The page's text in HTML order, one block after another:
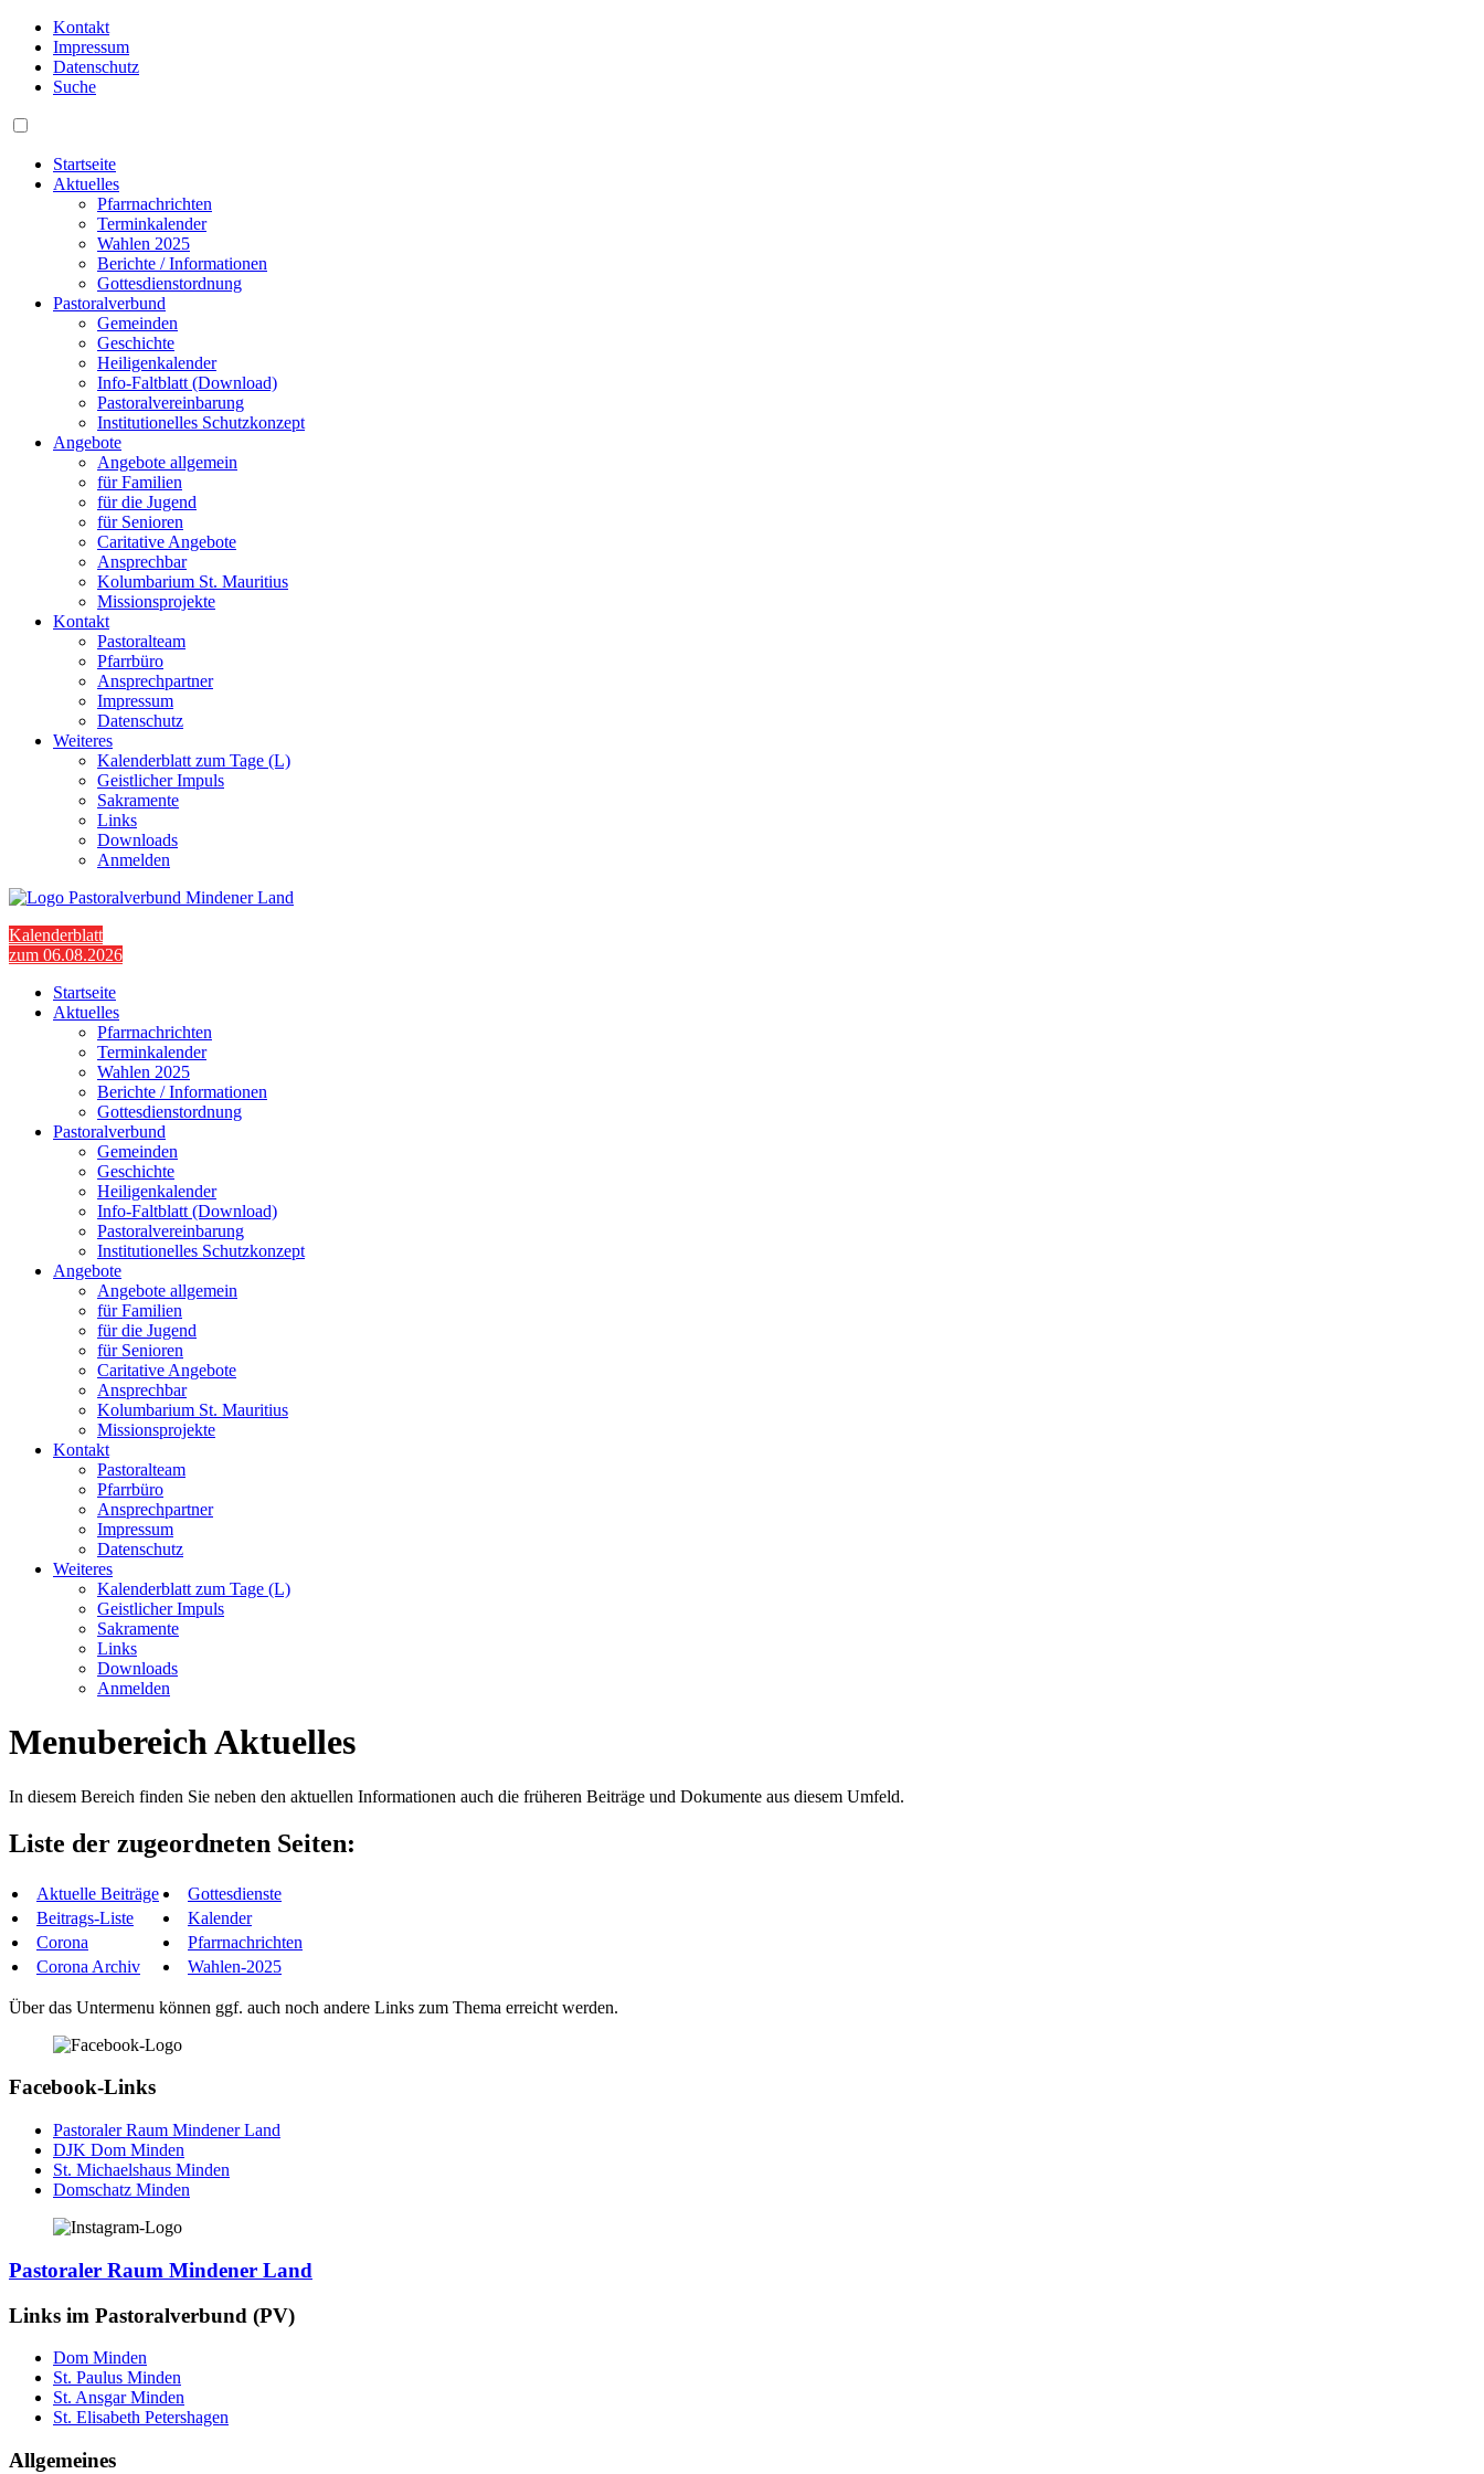
Kontakt
Impressum
Datenschutz
Suche
Startseite
Aktuelles
Pfarrnachrichten
Terminkalender
Wahlen 2025
Berichte / Informationen
Gottesdienstordnung
Pastoralverbund
Gemeinden
Geschichte
Heiligenkalender
Info-Faltblatt (Download)
Pastoralvereinbarung
Institutionelles Schutzkonzept
Angebote
Angebote allgemein
für Familien
für die Jugend
für Senioren
Caritative Angebote
Ansprechbar
Kolumbarium St. Mauritius
Missionsprojekte
Kontakt
Pastoralteam
Pfarrbüro
Ansprechpartner
Impressum
Datenschutz
Weiteres
Kalenderblatt zum Tage (L)
Geistlicher Impuls
Sakramente
Links
Downloads
Anmelden
Kalenderblatt
zum 06.08.2026
Startseite
Aktuelles
Pfarrnachrichten
Terminkalender
Wahlen 2025
Berichte / Informationen
Gottesdienstordnung
Pastoralverbund
Gemeinden
Geschichte
Heiligenkalender
Info-Faltblatt (Download)
Pastoralvereinbarung
Institutionelles Schutzkonzept
Angebote
Angebote allgemein
für Familien
für die Jugend
für Senioren
Caritative Angebote
Ansprechbar
Kolumbarium St. Mauritius
Missionsprojekte
Kontakt
Pastoralteam
Pfarrbüro
Ansprechpartner
Impressum
Datenschutz
Weiteres
Kalenderblatt zum Tage (L)
Geistlicher Impuls
Sakramente
Links
Downloads
Anmelden
Menubereich Aktuelles
In diesem Bereich finden Sie neben den aktuellen Informationen auch die früheren Beiträge und Dokumente aus diesem Umfeld.
Liste der zugeordneten Seiten:
Aktuelle Beiträge
Gottesdienste
Beitrags-Liste
Kalender
Corona
Pfarrnachrichten
Corona Archiv
Wahlen-2025
Über das Untermenu können ggf. auch noch andere Links zum Thema erreicht werden.
Facebook-Links
Pastoraler Raum Mindener Land
DJK Dom Minden
St. Michaelshaus Minden
Domschatz Minden
Pastoraler Raum Mindener Land
Links im Pastoralverbund (PV)
Dom Minden
St. Paulus Minden
St. Ansgar Minden
St. Elisabeth Petershagen
Allgemeines